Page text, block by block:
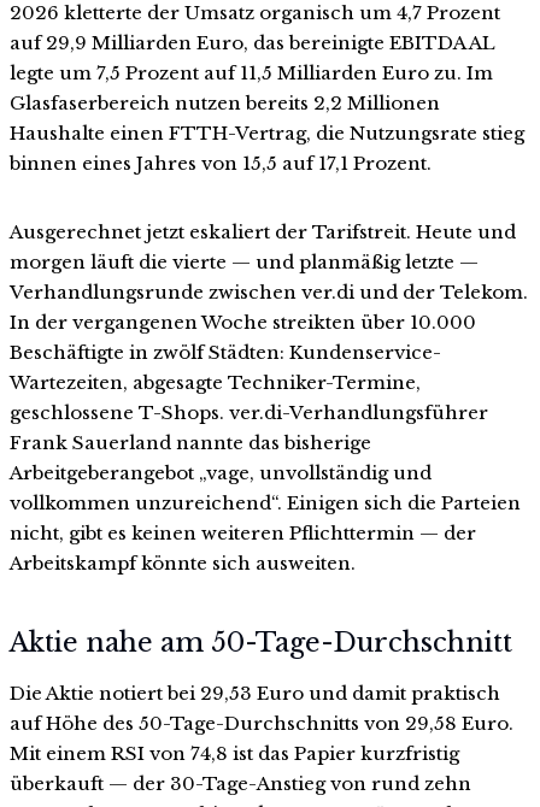
2026 kletterte der Umsatz organisch um 4,7 Prozent
auf 29,9 Milliarden Euro, das bereinigte EBITDA AL
legte um 7,5 Prozent auf 11,5 Milliarden Euro zu. Im
Glasfaserbereich nutzen bereits 2,2 Millionen
Haushalte einen FTTH-Vertrag, die Nutzungsrate stieg
binnen eines Jahres von 15,5 auf 17,1 Prozent.
Ausgerechnet jetzt eskaliert der Tarifstreit. Heute und
morgen läuft die vierte — und planmäßig letzte —
Verhandlungsrunde zwischen ver.di und der Telekom.
In der vergangenen Woche streikten über 10.000
Beschäftigte in zwölf Städten: Kundenservice-
Wartezeiten, abgesagte Techniker-Termine,
geschlossene T-Shops. ver.di-Verhandlungsführer
Frank Sauerland nannte das bisherige
Arbeitgeberangebot „vage, unvollständig und
vollkommen unzureichend“. Einigen sich die Parteien
nicht, gibt es keinen weiteren Pflichttermin — der
Arbeitskampf könnte sich ausweiten.
Aktie nahe am 50-Tage-Durchschnitt
Die Aktie notiert bei 29,53 Euro und damit praktisch
auf Höhe des 50-Tage-Durchschnitts von 29,58 Euro.
Mit einem RSI von 74,8 ist das Papier kurzfristig
überkauft — der 30-Tage-Anstieg von rund zehn